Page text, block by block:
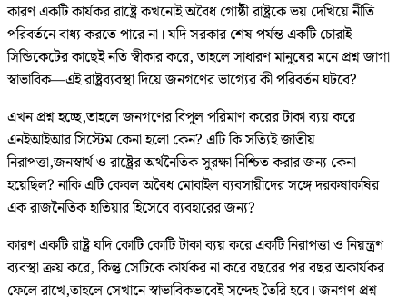
কারণ একটি কার্যকর রাষ্ট্রে কখনোই অবৈধ গোষ্ঠী রাষ্ট্রকে ভয় দেখিয়ে নীতি
পরিবর্তনে বাধ্য করতে পারে না। যদি সরকার শেষ পর্যন্ত একটি চোরাই
সিন্ডিকেটের কাছেই নতি স্বীকার করে, তাহলে সাধারণ মানুষের মনে প্রশ্ন জাগা
স্বাভাবিক—এই রাষ্ট্রব্যবস্থা দিয়ে জনগণের ভাগ্যের কী পরিবর্তন ঘটবে?
এখন প্রশ্ন হচ্ছে,তাহলে জনগণের বিপুল পরিমাণ করের টাকা ব্যয় করে
এনইআইআর সিস্টেম কেনা হলো কেন? এটি কি সত্যিই জাতীয়
নিরাপত্তা,জনস্বার্থ ও রাষ্ট্রের অর্থনৈতিক সুরক্ষা নিশ্চিত করার জন্য কেনা
হয়েছিল? নাকি এটি কেবল অবৈধ মোবাইল ব্যবসায়ীদের সঙ্গে দরকষাকষির
এক রাজনৈতিক হাতিয়ার হিসেবে ব্যবহারের জন্য?
কারণ একটি রাষ্ট্র যদি কোটি কোটি টাকা ব্যয় করে একটি নিরাপত্তা ও নিয়ন্ত্রণ
ব্যবস্থা ক্রয় করে, কিন্তু সেটিকে কার্যকর না করে বছরের পর বছর অকার্যকর
ফেলে রাখে,তাহলে সেখানে স্বাভাবিকভাবেই সন্দেহ তৈরি হবে। জনগণ প্রশ্ন